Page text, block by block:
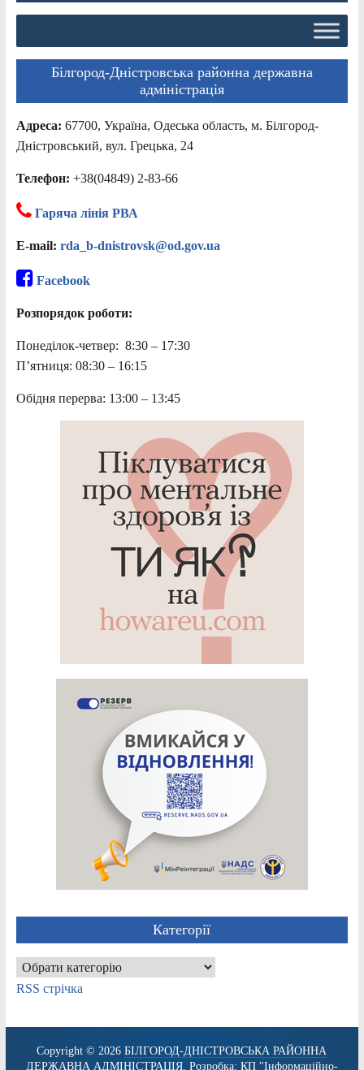
Білгород-Дністровська районна державна
адміністрація
Адреса: 67700, Україна, Одеська область, м. Білгород-
Дністровський, вул. Грецька, 24
Телефон: +38(04849) 2-83-66
Гаряча лінія РВА
E-mail: rda_b-dnistrovsk@od.gov.ua
Facebook
Розпорядок роботи:
Понеділок-четвер: 8:30 – 17:30
П’ятниця: 08:30 – 16:15
Обідня перерва: 13:00 – 13:45
Категорії
Категорії
RSS стрічка
Copyright © 2026БІЛГОРОД-ДНІСТРОВСЬКА РАЙОННА
ДЕРЖАВНА АДМІНІСТРАЦІЯ. Розробка: КП "Інформаційно-